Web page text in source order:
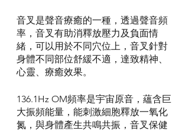
音叉是聲音療癒的一種，透過聲音頻
率，音叉有助消釋放壓力及負面情
緒，可以用於不同穴位上，音叉針對
身體不同部位舒緩不適，達致精神、
心靈、療癒效果。
136.1Hz OM頻率是宇宙原音，蘊含巨
大振頻能量，能刺激細胞釋放一氧化
氮，與身體產生共鳴共振，音叉保健